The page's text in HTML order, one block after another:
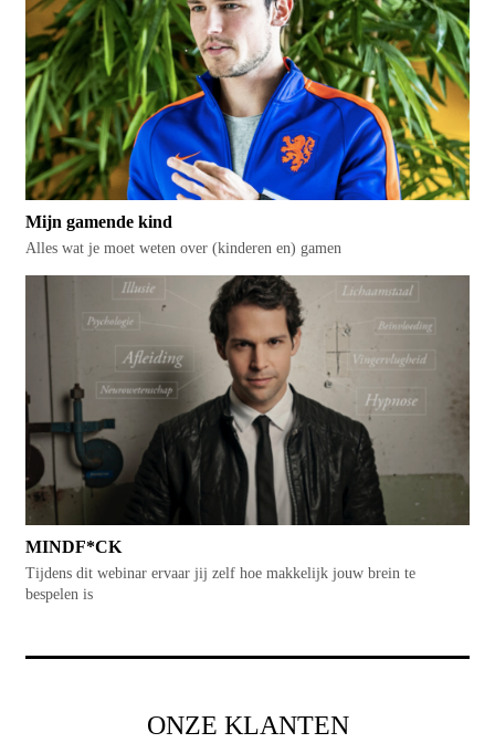
Mijn gamende kind
Alles wat je moet weten over (kinderen en) gamen
MINDF*CK
Tijdens dit webinar ervaar jij zelf hoe makkelijk jouw brein te
bespelen is
ONZE KLANTEN